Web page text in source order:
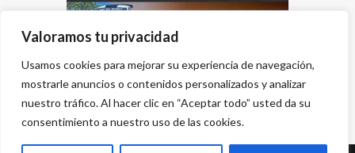
Valoramos tu privacidad
Usamos cookies para mejorar su experiencia de navegación,
mostrarle anuncios o contenidos personalizados y analizar
nuestro tráfico. Al hacer clic en “Aceptar todo” usted da su
consentimiento a nuestro uso de las cookies.